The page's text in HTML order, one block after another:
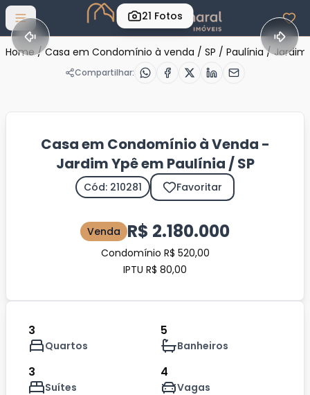
Abrir menu
21 Fotos
Home / Casa em Condomínio à venda / SP / Paulínia / Jardim
Compartilhar:
Casa em Condomínio à Venda -
Jardim Ypê em Paulínia / SP
Cód: 210281 Favoritar
Venda R$ 2.180.000
Condomínio R$ 520,00
IPTU R$ 80,00
3
Quartos
5
Banheiros
3
Suítes
4
Vagas